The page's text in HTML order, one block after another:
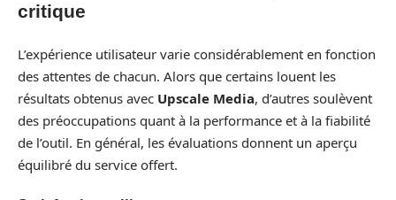
critique
L’expérience utilisateur varie considérablement en fonction
des attentes de chacun. Alors que certains louent les
résultats obtenus avec Upscale Media, d’autres soulèvent
des préoccupations quant à la performance et à la fiabilité
de l’outil. En général, les évaluations donnent un aperçu
équilibré du service offert.